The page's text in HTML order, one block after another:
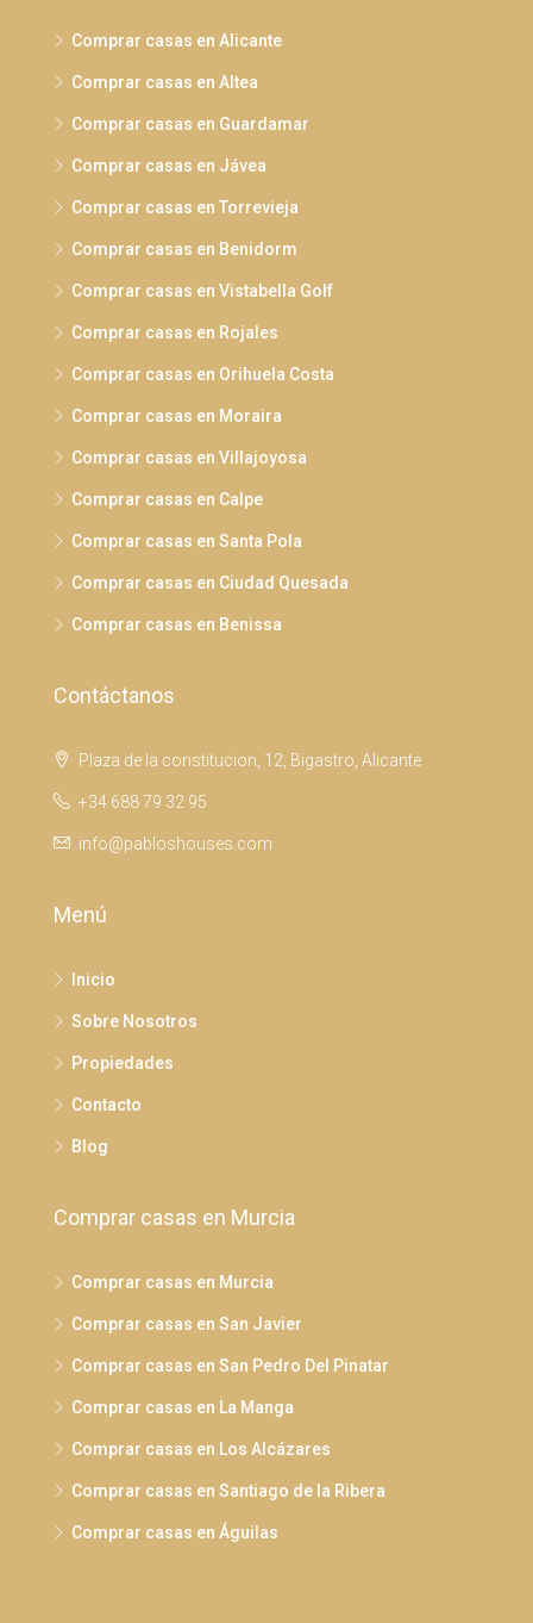
Comprar casas en Alicante
Comprar casas en Altea
Comprar casas en Guardamar
Comprar casas en Jávea
Comprar casas en Torrevieja
Comprar casas en Benidorm
Comprar casas en Vistabella Golf
Comprar casas en Rojales
Comprar casas en Orihuela Costa
Comprar casas en Moraira
Comprar casas en Villajoyosa
Comprar casas en Calpe
Comprar casas en Santa Pola
Comprar casas en Ciudad Quesada
Comprar casas en Benissa
Contáctanos
Plaza de la constitucion, 12, Bigastro, Alicante
+34 688 79 32 95
info@pabloshouses.com
Menú
Inicio
Sobre Nosotros
Propiedades
Contacto
Blog
Comprar casas en Murcia
Comprar casas en Murcia
Comprar casas en San Javier
Comprar casas en San Pedro Del Pinatar
Comprar casas en La Manga
Comprar casas en Los Alcázares
Comprar casas en Santiago de la Ribera
Comprar casas en Águilas